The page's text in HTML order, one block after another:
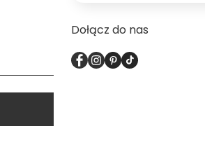
Dołącz do nas